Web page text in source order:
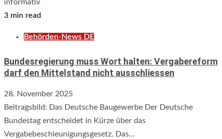
3 min read
Behörden-News DE
Bundesregierung muss Wort halten: Vergabereform
darf den Mittelstand nicht ausschliessen
28. November 2025
Beitragsbild: Das Deutsche Baugewerbe Der Deutsche
Bundestag entscheidet in Kürze über das
Vergabebeschleunigungsgesetz. Das...